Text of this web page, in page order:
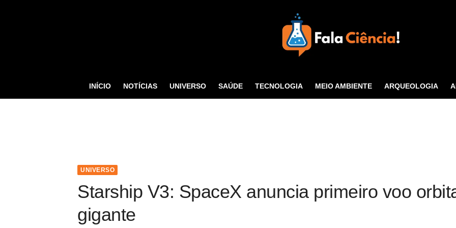
Tecnologia
INÍCIO NOTÍCIAS UNIVERSO SAÚDE TECNOLOGIA MEIO AMBIENTE ARQUEOLOGIA
UNIVERSO
Starship V3: SpaceX anuncia primeiro voo
gigante